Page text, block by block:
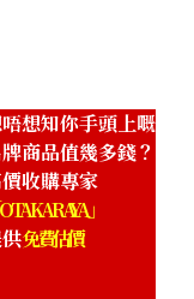
想知你手頭上嘅
商品值幾多錢？
收購專家
OTAKARAYA」
免費估價